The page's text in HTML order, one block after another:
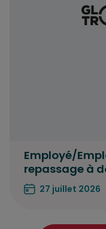
Employé/
repassage à
27 juillet 2026